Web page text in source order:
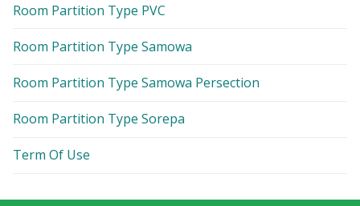
Room Partition Type PVC
Room Partition Type Samowa
Room Partition Type Samowa Persection
Room Partition Type Sorepa
Term Of Use